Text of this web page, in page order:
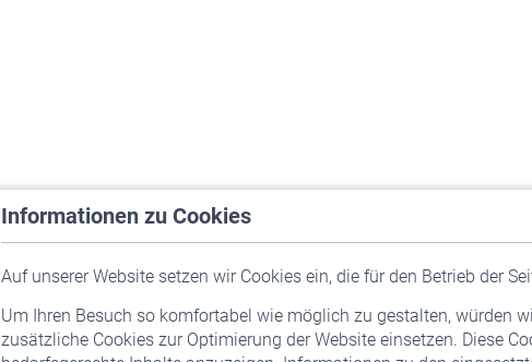
Informationen zu Cookies
Auf unserer Website setzen wir Cookies ein, die für den Betrieb der
Um Ihren Besuch so komfortabel wie möglich zu gestalten, würden
zusätzliche Cookies zur Optimierung der Website einsetzen. Diese